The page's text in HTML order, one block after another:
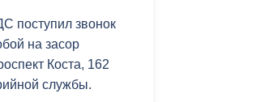
поступил звонок
на засор
Коста, 162
службы.